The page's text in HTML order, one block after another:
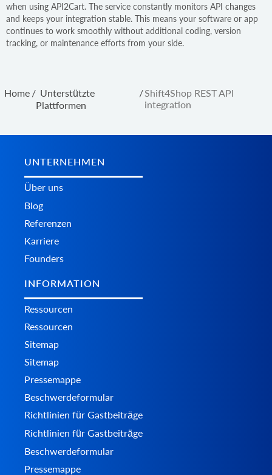
when using API2Cart. The service constantly monitors API changes
and keeps your integration stable. This means your software or app
continues to work smoothly without additional coding, version
tracking, or maintenance efforts from your side.
Home / Unterstützte
Plattformen
/Shift4Shop REST API
integration
UNTERNEHMEN
Über uns
Blog
Referenzen
Karriere
Founders
INFORMATION
Ressourcen
Ressourcen
Sitemap
Sitemap
Pressemappe
Beschwerdeformular
Richtlinien für Gastbeiträge
Richtlinien für Gastbeiträge
Beschwerdeformular
Pressemappe